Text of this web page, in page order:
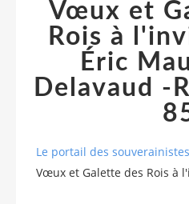
Vœux et
Rois à
Éric
Delavaud -
Le portail des souverainistes
Vœux et Galette des Rois à